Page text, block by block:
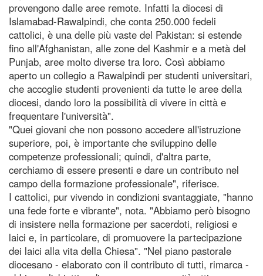
provengono dalle aree remote. Infatti la diocesi di
Islamabad-Rawalpindi, che conta 250.000 fedeli
cattolici, è una delle più vaste del Pakistan: si estende
fino all'Afghanistan, alle zone del Kashmir e a metà del
Punjab, aree molto diverse tra loro. Così abbiamo
aperto un collegio a Rawalpindi per studenti universitari,
che accoglie studenti provenienti da tutte le aree della
diocesi, dando loro la possibilità di vivere in città e
frequentare l'università".
"Quei giovani che non possono accedere all'istruzione
superiore, poi, è importante che sviluppino delle
competenze professionali; quindi, d'altra parte,
cerchiamo di essere presenti e dare un contributo nel
campo della formazione professionale", riferisce.
I cattolici, pur vivendo in condizioni svantaggiate, "hanno
una fede forte e vibrante", nota. "Abbiamo però bisogno
di insistere nella formazione per sacerdoti, religiosi e
laici e, in particolare, di promuovere la partecipazione
dei laici alla vita della Chiesa". "Nel piano pastorale
diocesano - elaborato con il contributo di tutti, rimarca -